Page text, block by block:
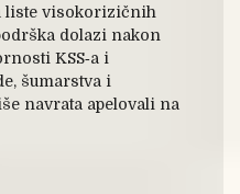
liste visokorizičnih
dolazi nakon
KSS‑a i
šumarstva i
navrata apelovali na